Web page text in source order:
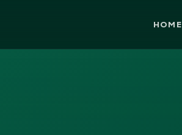
HOME